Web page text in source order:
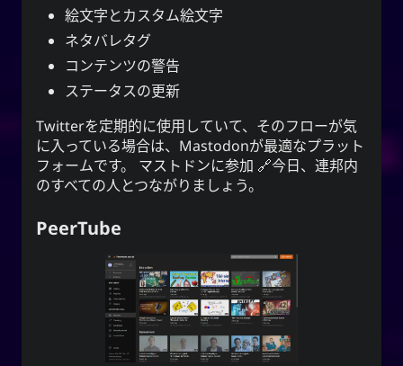
絵文字とカスタム絵文字
ネタバレタグ
コンテンツの警告
ステータスの更新
Twitterを定期的に使用していて、そのフローが気
に入っている場合は、Mastodonが最適なプラット
フォームです。 マストドンに参加
今日、連邦内
のすべての人とつながりましょう。
PeerTube